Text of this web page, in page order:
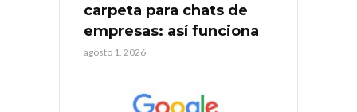
carpeta para chats de
empresas: así funciona
agosto 1, 2026